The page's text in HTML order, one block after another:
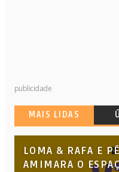
publicidade
MAIS LIDAS
LOMA & RAFA E
AMIMARA O